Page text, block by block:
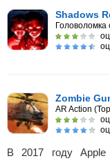
Shadows
Zombie
AR Action
В 2017 году Apple